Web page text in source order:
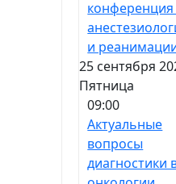
и
25 сентября
Пятница
09:00
Актуальные
вопросы
диагностики